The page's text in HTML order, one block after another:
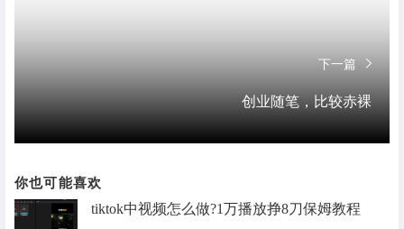
下一篇
创业随笔，比较赤裸
你也可能喜欢
tiktok中视频怎么做?1万播放挣8刀保姆教程